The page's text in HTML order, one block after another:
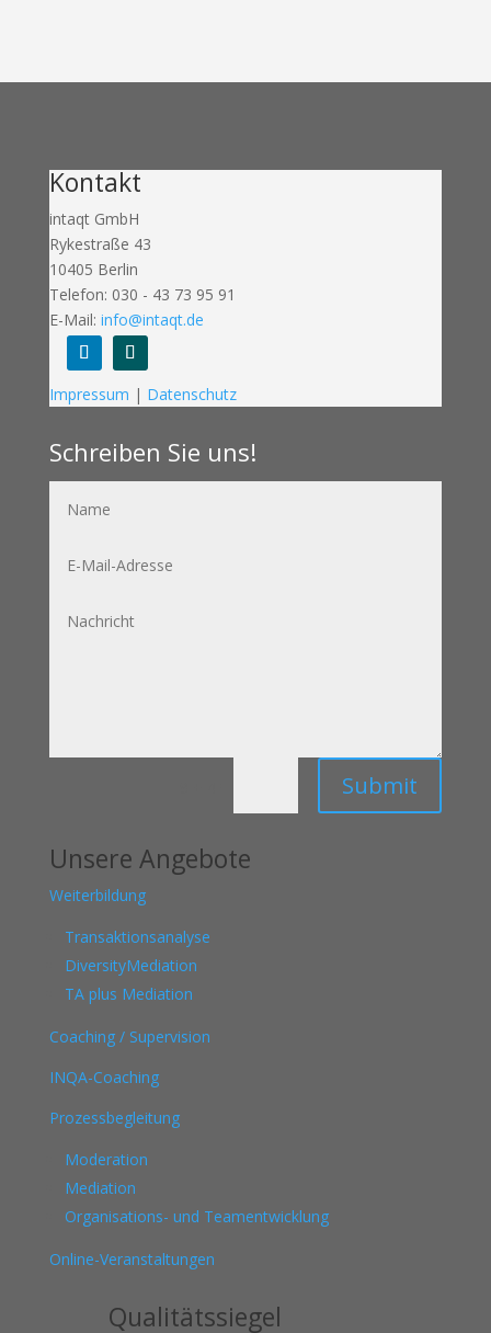
Kontakt
intaqt GmbH
Rykestraße 43
10405 Berlin
Telefon: 030 - 43 73 95 91
E-Mail: info@intaqt.de
Impressum | Datenschutz
Schreiben Sie uns!
Mail-
Submit
Unsere Angebote
Weiterbildung
Transaktionsanalyse
DiversityMediation
TA plus Mediation
Coaching / Supervision
INQA-Coaching
Prozessbegleitung
Moderation
Mediation
Organisations- und Teamentwicklung
Online-Veranstaltungen
Qualitätssiegel